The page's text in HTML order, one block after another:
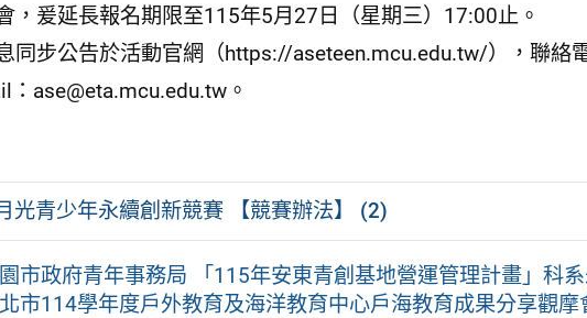
，爰延長報名期限至115年5月27日（星期三）17:00止。
同步公告於活動官網（https://aseteen.mcu.edu.tw/），聯絡
：ase@eta.mcu.edu.tw。
光青少年永續創新競賽 【競賽辦法】 (2)
市政府青年事務局 「115年安東青創基地營運管理計畫」科
市114學年度戶外教育及海洋教育中心戶海教育成果分享觀摩